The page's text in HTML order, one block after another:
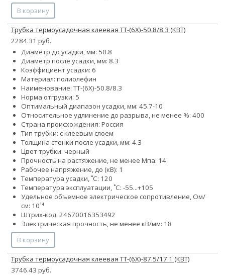
В корзину
Трубка термоусадочная клеевая ТТ-(6Х)-50.8/8.3 (КВТ)
2284.31 руб.
Диаметр до усадки, мм: 50.8
Диаметр после усадки, мм: 8.3
Коэффициент усадки: 6
Материал: полиолефин
Наименование: ТТ-(6Х)-50.8/8.3
Норма отгрузки: 5
Оптимальный диапазон усадки, мм: 45.7-10
Относительное удлинение до разрыва, не менее %: 400
Страна происхождения: Россия
Тип трубки: с клеевым слоем
Толщина стенки после усадки, мм: 4.3
Цвет трубки: черный
Прочность на растяжение, не менее Мпа: 14
Рабочее напряжение, до (кВ): 1
Температура усадки, ˚С: 120
Температура эксплуатации, ˚С: -55...+105
Удельное объемное электрическое сопротивление, Ом/
см: 10¹⁴
Штрих-код: 24670016353492
Электрическая прочность, не менее кВ/мм: 18
В корзину
Трубка термоусадочная клеевая ТТ-(6Х)-87.5/17.1 (КВТ)
3746.43 руб.